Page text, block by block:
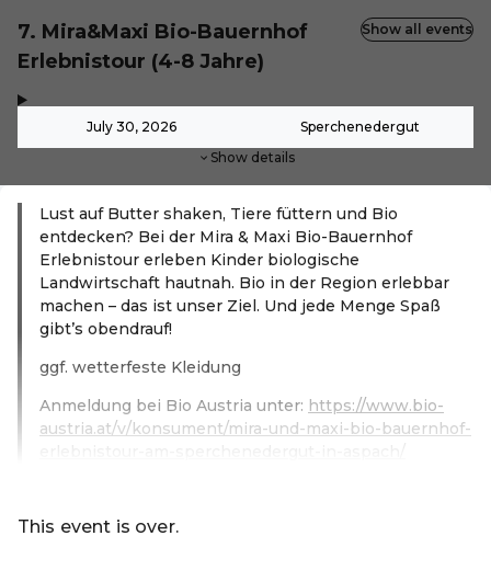
7. Mira&Maxi Bio-Bauernhof
Erlebnistour (4-8 Jahre)
July 30, 2026 Sperchenedergut
Show details
Show all events
Lust auf Butter shaken, Tiere füttern und Bio
entdecken? Bei der Mira & Maxi Bio-Bauernhof
Erlebnistour erleben Kinder biologische
Landwirtschaft hautnah. Bio in der Region erlebbar
machen – das ist unser Ziel. Und jede Menge Spaß
gibt’s obendrauf!
ggf. wetterfeste Kleidung
Anmeldung bei Bio Austria unter: https://www.bio-
austria.at/v/konsument/mira-und-maxi-bio-bauernhof-
This event is over.